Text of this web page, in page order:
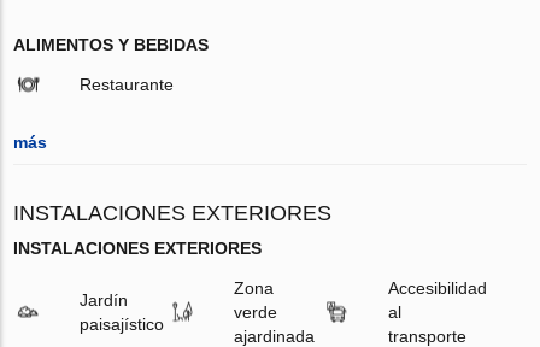
ALIMENTOS Y BEBIDAS
Restaurante
más
INSTALACIONES EXTERIORES
INSTALACIONES EXTERIORES
Jardín
paisajístico
Zona
verde
ajardinada
Accesibilidad
al
transporte